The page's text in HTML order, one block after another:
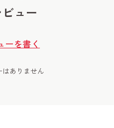
ュー
ーを書く
はありません